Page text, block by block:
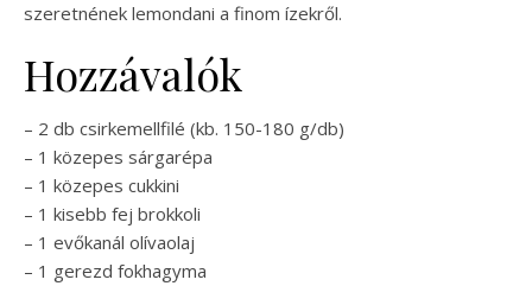
szeretnének lemondani a finom ízekről.
Hozzávalók
– 2 db csirkemellfilé (kb. 150-180 g/db)
– 1 közepes sárgarépa
– 1 közepes cukkini
– 1 kisebb fej brokkoli
– 1 evőkanál olívaolaj
– 1 gerezd fokhagyma